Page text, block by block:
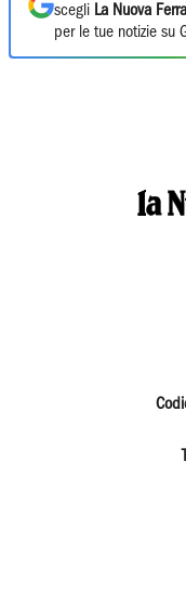
scegli La Nuova
per le tue notizie su